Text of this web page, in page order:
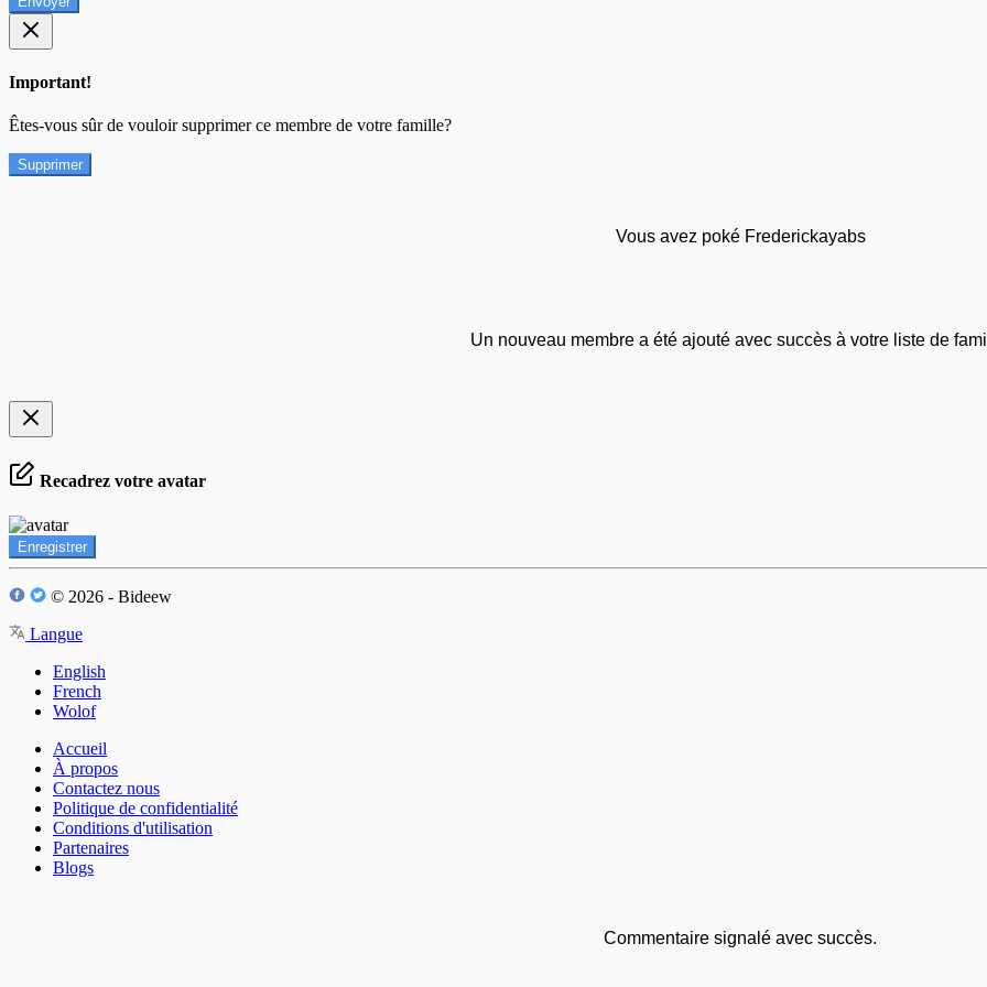
Important!
Êtes-vous sûr de vouloir supprimer ce membre de votre famille?
Supprimer
Vous avez poké Frederickayabs
Un nouveau membre a été ajouté avec succès à votre liste de
Recadrez votre avatar
Enregistrer
© 2026 - Bideew
Langue
English
French
Wolof
Accueil
À propos
Contactez nous
Politique de confidentialité
Conditions d'utilisation
Partenaires
Blogs
Commentaire signalé avec succès.